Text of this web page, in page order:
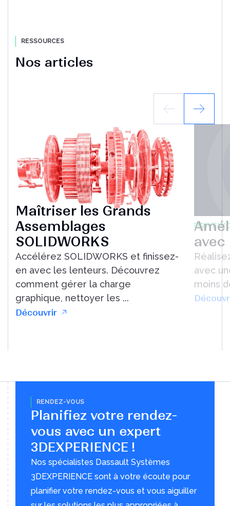
RESSOURCES
Nos articles
Maîtriser les Grands
Assemblages
SOLIDWORKS
Accélérez SOLIDWORKS et finissez-
en avec les lenteurs. Découvrez
comment gérer la charge
graphique, nettoyer les ...
Découvrir
avec
avec
moins
RENDEZ-VOUS
Planifiez votre rendez-
vous avec un expert
3DEXPERIENCE !
Nos spécialistes Dassault Systèmes
3DEXPERIENCE sont à votre écoute pour
planifier votre rendez-vous et vous aiguiller